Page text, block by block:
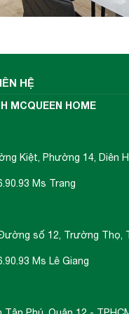
HỆ
MCQUEEN HOME
Kiệt, Phường 14, Diên
Ms Trang
số 12, Trường Thọ,
Ms Lê Giang